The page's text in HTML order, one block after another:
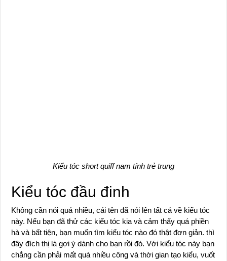
Kiểu tóc short quiff nam tính trẻ trung
Kiểu tóc đầu đinh
Không cần nói quá nhiều, cái tên đã nói lên tất cả về kiểu tóc
này. Nếu bạn đã thử các kiểu tóc kia và cảm thấy quá phiền
hà và bất tiện, bạn muốn tìm kiểu tóc nào đó thật đơn giản. thì
đây đích thị là gợi ý dành cho bạn rồi đó. Với kiểu tóc này bạn
chẳng cần phải mất quá nhiều công và thời gian tạo kiểu, vuốt